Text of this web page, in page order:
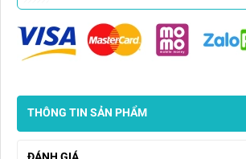
THÔNG TIN SẢN PHẨM